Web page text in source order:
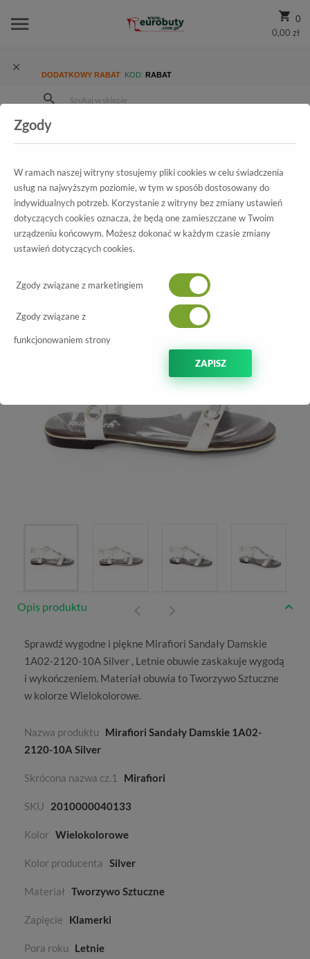
0
0,00 zł
DODATKOWY RABAT KOD: RABAT
Kolekcja damska
Sandały
Wszystkie produkty
Sandały Damskie 1A02-2120-10A Silver
Opis produktu
Sprawdź wygodne i piękne Mirafiori Sandały Damskie
1A02-2120-10A Silver , Letnie obuwie zaskakuje wygodą
i wykończeniem. Materiał obuwia toTworzywo Sztuczne
w kolorze Wielokolorowe.
Nazwa produktu
Mirafiori Sandały Damskie 1A02-
2120-10A Silver
Skrócona nazwa cz.1 Mirafiori
SKU 2010000040133
Kolor Wielokolorowe
Kolor producenta Silver
Materiał Tworzywo Sztuczne
Zapięcie Klamerki
Pora roku Letnie
Zgody
W ramach naszej witryny stosujemy pliki cookies w celu świadczenia
usług na najwyższym poziomie, w tym w sposób dostosowany do
indywidualnych potrzeb. Korzystanie z witryny bez zmiany ustawień
dotyczących cookies oznacza, że będą one zamieszczane w Twoim
urządzeniu końcowym. Możesz dokonać w każdym czasie zmiany
ustawień dotyczących cookies.
Zgody związane z marketingiem
Zgody związane z
funkcjonowaniem strony
ZAPISZ